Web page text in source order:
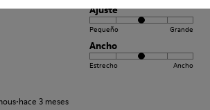
Ajuste
Pequeño Grande
Ancho
Estrecho Ancho
·hace 3 meses